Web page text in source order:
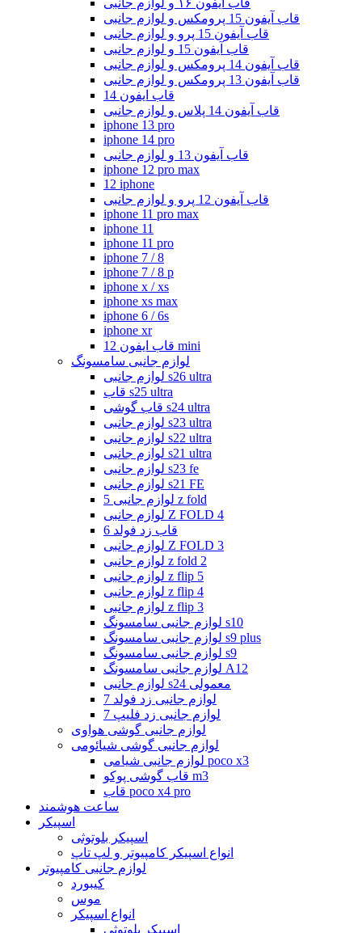
قاب آیفون 15 پرومکس و لوازم جانبی
قاب آیفون 15 پرو و لوازم جانبی
قاب آیفون 15 و لوازم جانبی
قاب آیفون 14 پرومکس و لوازم جانبی
قاب آیفون 13 پرومکس و لوازم جانبی
قاب ایفون 14
قاب آیفون 14 پلاس و لوازم جانبی
iphone 13 pro
iphone 14 pro
قاب آیفون 13 و لوازم جانبی
iphone 12 pro max
12 iphone
قاب آیفون 12 پرو و لوازم جانبی
iphone 11 pro max
iphone 11
iphone 11 pro
iphone 7 / 8
iphone 7 / 8 p
iphone x / xs
iphone xs max
iphone 6 / 6s
iphone xr
قاب ایفون 12 mini
لوازم جانبی سامسونگ
لوازم جانبی s26 ultra
قاب s25 ultra
قاب گوشی s24 ultra
لوازم جانبی s23 ultra
لوازم جانبی s22 ultra
لوازم جانبی s21 ultra
لوازم جانبی s23 fe
لوازم جانبی s21 FE
لوازم جانبی 5 z fold
لوازم جانبی Z FOLD 4
قاب زد فولد 6
لوازم جانبی Z FOLD 3
لوازم جانبی z fold 2
لوازم جانبی z flip 5
لوازم جانبی z flip 4
لوازم جانبی z flip 3
لوازم جانبی سامسونگ s10
لوازم جانبی سامسونگ s9 plus
لوازم جانبی سامسونگ s9
لوازم جانبی سامسونگ A12
لوازم جانبی s24 معمولی
لوازم جانبی زد فولد 7
لوازم جانبی زد فلیپ 7
لوازم جانبی گوشی هواوی
لوازم جانبی گوشی شیائومی
لوازم جانبی شیامی poco x3
قاب گوشی پوکو m3
قاب poco x4 pro
ساعت هوشمند
اسپیکر
اسپیکر بلوتوثی
انواع اسپیکر کامپیوتر و لپ تاپ
لوازم جانبی کامپیوتر
کیبورد
موس
انواع اسپیکر
اسپیکر بلوتوثی